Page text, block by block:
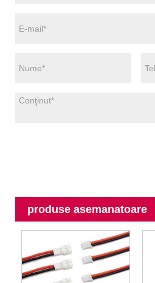
produse asemanatoare